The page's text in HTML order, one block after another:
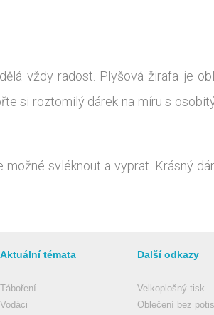
vždy radost. Plyšová žirafa je
si roztomilý dárek na míru s
svléknout a vyprat. Krásný
Aktuální témata
Táboření
Vodáci
Další odkazy
Velkoplošný tisk
Oblečení bez